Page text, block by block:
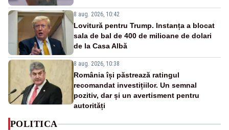
8 aug. 2026, 10:42
Lovitură pentru Trump. Instanța a blocat
sala de bal de 400 de milioane de dolari
de la Casa Albă
8 aug. 2026, 10:38
România își păstrează ratingul
recomandat investițiilor. Un semnal
pozitiv, dar și un avertisment pentru
autorități
POLITICA